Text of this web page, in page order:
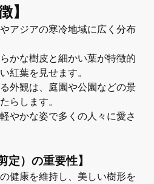
】
アジアの寒冷地域に広く分布
かな樹皮と細かい葉が特徴的
紅葉を見せます。
外観は、庭園や公園などの景
らします。
やかな姿で多くの人々に愛さ
定）の重要性】
健康を維持し、美しい樹形を